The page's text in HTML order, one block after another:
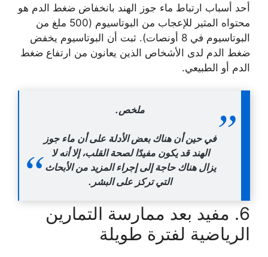
أحد أسباب ارتباط ماء جوز الهند بانخفاض ضغط الدم هو
محتواه المثير للإعجاب من البوتاسيوم (500 ملغ من
البوتاسيوم في 8 أونصات). ثبت أن البوتاسيوم يخفض
ضغط الدم لدى الأشخاص الذين يعانون من ارتفاع ضغط
الدم أو الطبيعي.
ملخص.
في حين أن هناك بعض الأدلة على أن ماء جوز
الهند قد يكون مفيدًا لصحة القلب، إلا أنه لا
يزال هناك حاجة إلى إجراء المزيد من الأبحاث
التي تركز على البشر.
6. مفيد بعد ممارسة التمارين
الرياضية لفترة طويلة